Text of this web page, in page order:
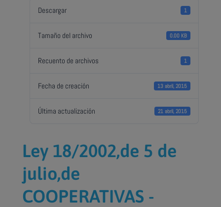
Descargar 1
Tamaño del archivo 0.00 KB
Recuento de archivos 1
Fecha de creación 13 abril, 2015
Última actualización 21 abril, 2015
Ley 18/2002,de 5 de
julio,de
COOPERATIVAS -